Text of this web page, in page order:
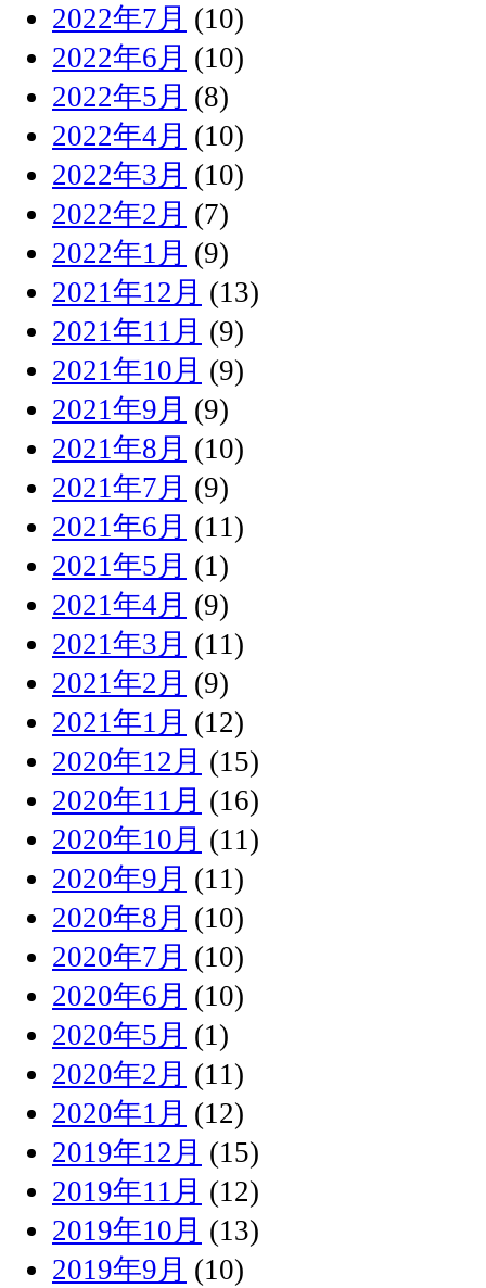
2022年7月 (10)
2022年6月 (10)
2022年5月 (8)
2022年4月 (10)
2022年3月 (10)
2022年2月 (7)
2022年1月 (9)
2021年12月 (13)
2021年11月 (9)
2021年10月 (9)
2021年9月 (9)
2021年8月 (10)
2021年7月 (9)
2021年6月 (11)
2021年5月 (1)
2021年4月 (9)
2021年3月 (11)
2021年2月 (9)
2021年1月 (12)
2020年12月 (15)
2020年11月 (16)
2020年10月 (11)
2020年9月 (11)
2020年8月 (10)
2020年7月 (10)
2020年6月 (10)
2020年5月 (1)
2020年2月 (11)
2020年1月 (12)
2019年12月 (15)
2019年11月 (12)
2019年10月 (13)
2019年9月 (10)